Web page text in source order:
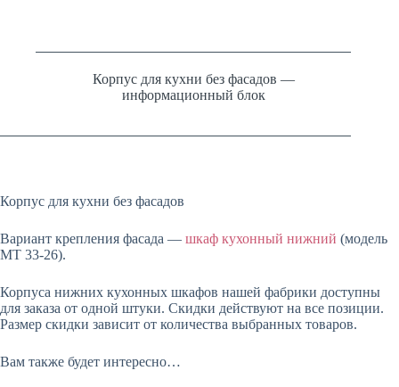
Корпус для кухни без фасадов —
информационный блок
Корпус для кухни без фасадов
Вариант крепления фасада — шкаф кухонный нижний (модель
МТ 33-26).
Корпуса нижних кухонных шкафов нашей фабрики доступны
для заказа от одной штуки. Скидки действуют на все позиции.
Размер скидки зависит от количества выбранных товаров.
Вам также будет интересно…